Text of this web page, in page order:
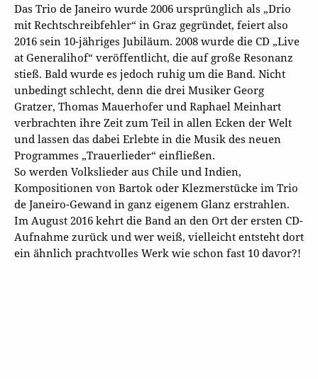
Das Trio de Janeiro wurde 2006 ursprünglich als „Drio
mit Rechtschreibfehler“ in Graz gegründet, feiert also
2016 sein 10-jähriges Jubiläum. 2008 wurde die CD „Live
at Generalihof“ veröffentlicht, die auf große Resonanz
stieß. Bald wurde es jedoch ruhig um die Band. Nicht
unbedingt schlecht, denn die drei Musiker Georg
Gratzer, Thomas Mauerhofer und Raphael Meinhart
verbrachten ihre Zeit zum Teil in allen Ecken der Welt
und lassen das dabei Erlebte in die Musik des neuen
Programmes „Trauerlieder“ einfließen.
So werden Volkslieder aus Chile und Indien,
Kompositionen von Bartok oder Klezmerstücke im Trio
de Janeiro-Gewand in ganz eigenem Glanz erstrahlen.
Im August 2016 kehrt die Band an den Ort der ersten CD-
Aufnahme zurück und wer weiß, vielleicht entsteht dort
ein ähnlich prachtvolles Werk wie schon fast 10 davor?!